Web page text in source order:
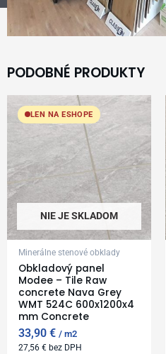
PODOBNÉ PRODUKTY
LEN NA ESHOPE
NIE JE SKLADOM
Minerálne stenové obklady
Obkladový panel
Modee – Tile Raw
concrete Nava Grey
WMT 524C 600x1200x4
mm Concrete
33,90€ m2
27,56€ bez DPH